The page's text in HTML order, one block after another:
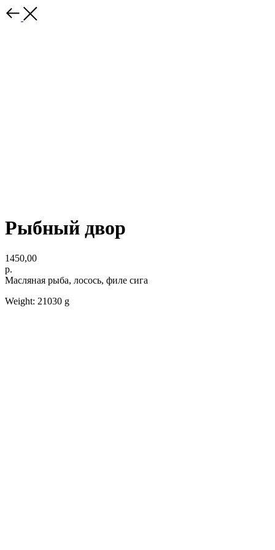
Рыбный двор
1450,00
р.
Масляная рыба, лосось, филе сига
Weight: 21030 g